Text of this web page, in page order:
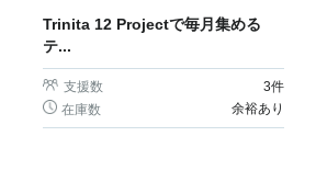
Trinita 12 Projectで毎月集める
テ...
支援数 3件
在庫数
余裕あり